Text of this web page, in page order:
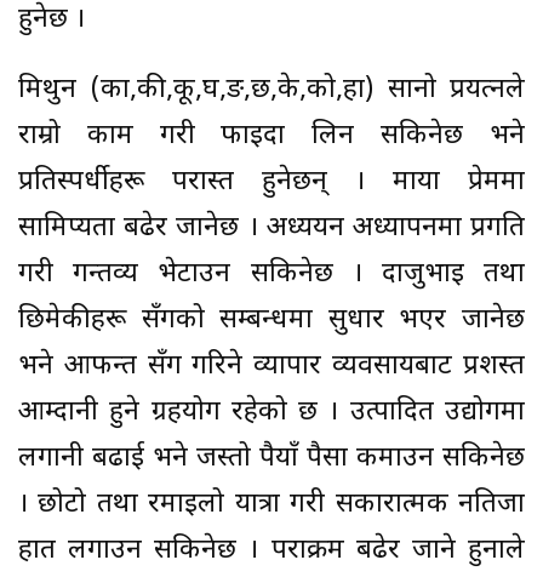
हुनेछ ।
मिथुन (का,की,कू,घ,ङ,छ,के,को,हा) सानो प्रयत्नले
राम्रो काम गरी फाइदा लिन सकिनेछ भने
प्रतिस्पर्धीहरू परास्त हुनेछन् । माया प्रेममा
सामिप्यता बढेर जानेछ । अध्ययन अध्यापनमा प्रगति
गरी गन्तव्य भेटाउन सकिनेछ । दाजुभाइ तथा
छिमेकीहरू सँगको सम्बन्धमा सुधार भएर जानेछ
भने आफन्त सँग गरिने व्यापार व्यवसायबाट प्रशस्त
आम्दानी हुने ग्रहयोग रहेको छ । उत्पादित उद्योगमा
लगानी बढाई भने जस्तो रुपैयाँ पैसा कमाउन सकिनेछ
। छोटो तथा रमाइलो यात्रा गरी सकारात्मक नतिजा
हात लगाउन सकिनेछ । पराक्रम बढेर जाने हुनाले